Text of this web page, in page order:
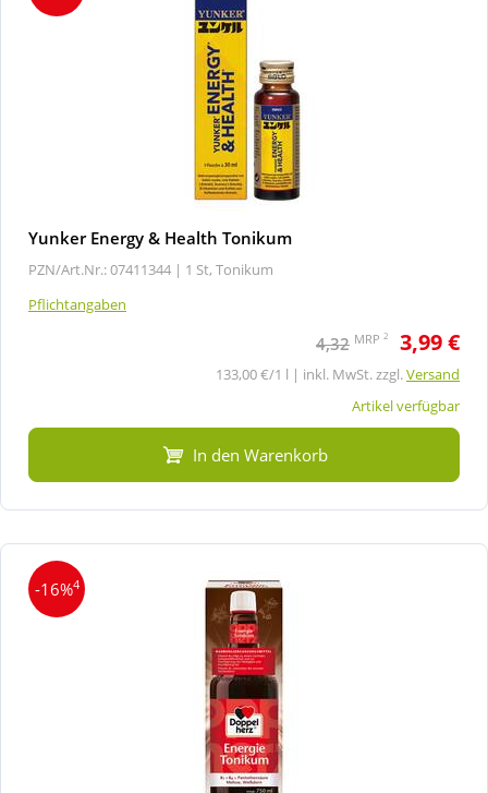
Yunker Energy & Health Tonikum
PZN/Art.Nr.: 07411344 | 1 St, Tonikum
Pflichtangaben
4,32 MRP 2 3,99 €
133,00 €/1 l | inkl. MwSt. zzgl.Versand
Artikel verfügbar
In den Warenkorb
-16%4